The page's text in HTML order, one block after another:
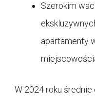
Szerokim
apartamenty
W 2024 roku